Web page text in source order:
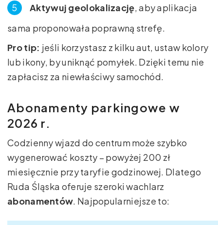
Aktywuj geolokalizację, aby aplikacja
sama proponowała poprawną strefę.
Pro tip: jeśli korzystasz z kilku aut, ustaw kolory
lub ikony, by uniknąć pomyłek. Dzięki temu nie
zapłacisz za niewłaściwy samochód.
Abonamenty parkingowe w
2026 r.
Codzienny wjazd do centrum może szybko
wygenerować koszty – powyżej 200 zł
miesięcznie przy taryfie godzinowej. Dlatego
Ruda Śląska oferuje szeroki wachlarz
abonamentów. Najpopularniejsze to: